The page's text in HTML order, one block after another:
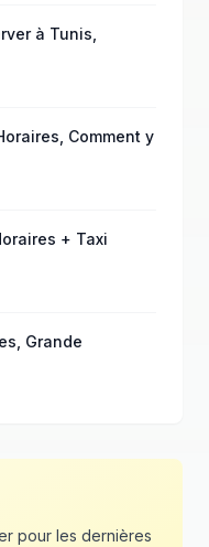
à Tunis,
Comment y
+ Taxi
Grande
pour les dernières